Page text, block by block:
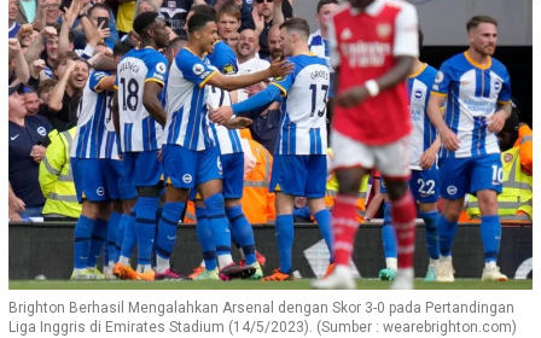
Brighton Berhasil Mengalahkan Arsenal dengan Skor 3-0 pada Pertandingan
Liga Inggris di Emirates Stadium (14/5/2023). (Sumber : wearebrighton.com)